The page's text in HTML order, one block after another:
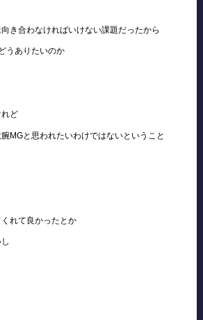
き合わなければいけない課題だったから
うありたいのか
ど
MGと思われたいわけではないということ
れて良かったとか